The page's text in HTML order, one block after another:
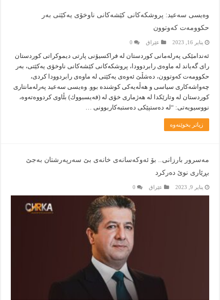
وەیسی سەعید: پروشكەكانی کێشەکانی ناوخۆی یەکێتی بەر
حکوومەت کەوتوون
يناير 16, 2023 عێراق 0
ئەندامێکی پەرلەمانی کوردستان لە فراکسیۆنی پارتی دیموکراتی کوردستان
رای گەیاند لە ماوەی رابردوودا، پروشكەكانی کێشەکانی ناوخۆی یەکێتی، بەر
حکوومەت کەوتوون، دەشڵێ ئه‌وه‌ی یه‌كێتی لە ماوەی رابردوودا کردی،
چەواشه‌كاری سیاسی و هه‌ڵه‌یه‌كی كوشنده‌ بوو. وەیسی سەعید پەرلەمانتاری
كوردستان لە وتارێكدا لە هەژماری خۆی لە (فەیسبووك) بڵاوی كردووەتەوە،
نووسیویەتی: “لە دەستپێکی دەستبەکاربوونی …
زیاتر بخوێنەوە
مەسرور بارزانى.. بۆ ئەوکەسانەى خانەى بێ سەرپەرشتان بەجێ
بڕێارى نوێ دەرکرد
يناير 9, 2023 عێراق 0